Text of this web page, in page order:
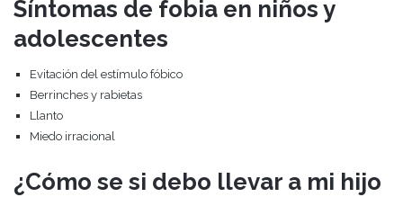
Síntomas de fobia en niños y
adolescentes
Evitación del estímulo fóbico
Berrinches y rabietas
Llanto
Miedo irracional
¿Cómo se si debo llevar a mi hijo